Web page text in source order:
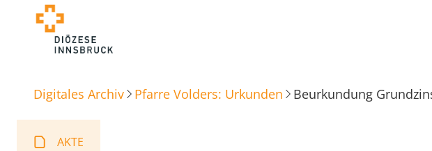
Digitales Archiv Pfarre Volders: Urkunden Beurkundung
AKTE